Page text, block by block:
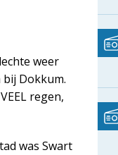
weer
Dokkum.
regen,
was Swart